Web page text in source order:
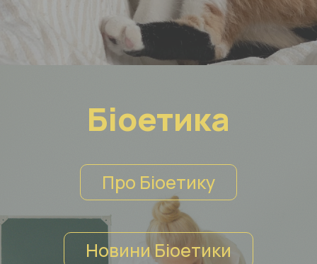
Біоетика
Про Біоетику
Новини Біоетики